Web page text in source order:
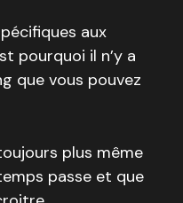
aux
pourquoi il n’y a
que vous pouvez
plus même
passe et que